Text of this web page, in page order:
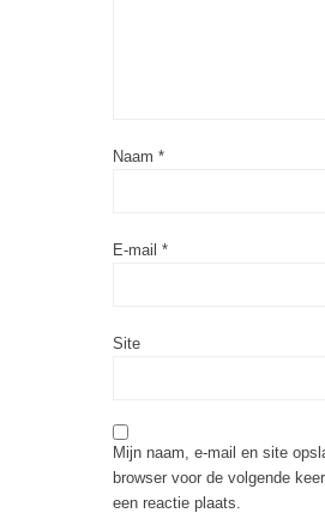
Naam *
E-mail *
Site
Mijn naam, e-mail en site
browser voor de volgende
een reactie plaats.